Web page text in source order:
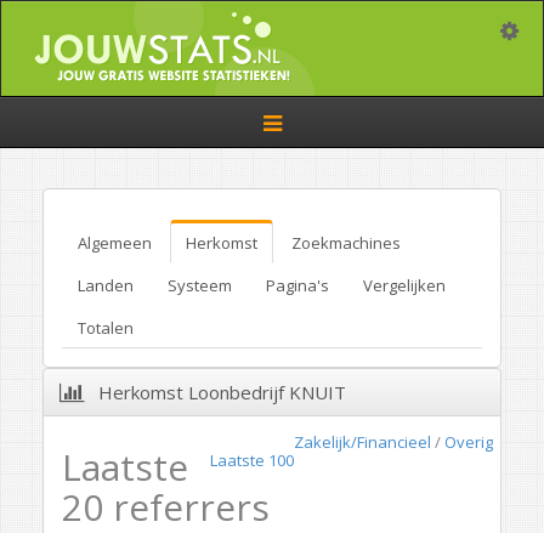
Toggle
navigation
Algemeen Herkomst
Zoekmachines
Landen
Systeem Pagina's
Vergelijken
Totalen
Herkomst Loonbedrijf KNUIT
Zakelijk/Financieel / Overig
Laatste 100
Laatste
20 referrers